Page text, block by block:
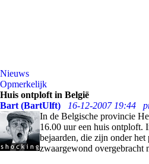
Nieuws
Opmerkelijk
Huis ontploft in België
Bart (BartUlft)
16-12-2007 19:44
In de Belgische provincie
16.00 uur een huis ontploft.
bejaarden, die zijn onder het
zwaargewond overgebracht